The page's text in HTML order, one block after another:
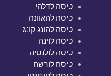
טיסה לדלהי
טיסה להאוונה
טיסה להונג קונג
טיסה לוינה
טיסה לולנסיה
טיסה לורשה